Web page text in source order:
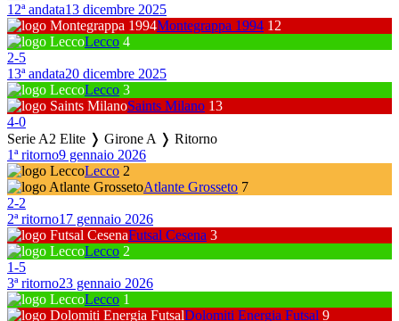
12ª andata13 dicembre 2025
Montegrappa 1994 12
Lecco 4
2-5
13ª andata20 dicembre 2025
Lecco 3
Saints Milano 13
4-0
Serie A2 Elite ❭ Girone A ❭ Ritorno
1ª ritorno9 gennaio 2026
Lecco 2
Atlante Grosseto 7
2-2
2ª ritorno17 gennaio 2026
Futsal Cesena 3
Lecco 2
1-5
3ª ritorno23 gennaio 2026
Lecco 1
Dolomiti Energia Futsal 9